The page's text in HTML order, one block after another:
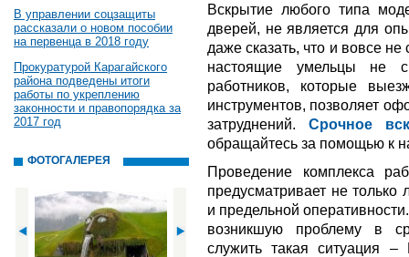
В управлении соцзащиты
рассказали о новом пособии
на первенца в 2018 году
Прокуратурой Карагайского
района подведены итоги
работы по укреплению
законности и правопорядка за
2017 год
ФОТОГАЛЕРЕЯ
Вскрытие любого типа
дверей, не является для
даже сказать, что и вовсе не
настоящие умельцы не
работников, которые
инструментов, позволяет
затруднений. Срочное
обращайтесь за помощью к
Проведение комплекса
предусматривает не
и предельной
возникшую проблему в
служить такая ситуация